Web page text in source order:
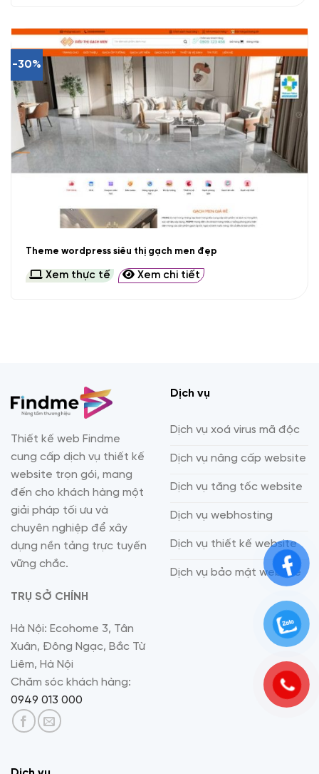
-30%
Theme wordpress siêu thị gạch men đẹp
Xem thực tế Xem chi tiết
Thiết kế web Findme
cung cấp dịch vụ thiết kế
website trọn gói, mang
đến cho khách hàng một
giải pháp tối ưu và
chuyên nghiệp để xây
dựng nền tảng trực tuyến
vững chắc.
TRỤ SỞ CHÍNH
Hà Nội: Ecohome 3, Tân
Xuân, Đông Ngạc, Bắc Từ
Liêm, Hà Nội
Chăm sóc khách hàng:
0949 013 000
Dịch vụ
Dịch vụ xoá virus mã độc
Dịch vụ nâng cấp website
Dịch vụ tăng tốc website
Dịch vụ webhosting
Dịch vụ thiết kế website
Dịch vụ bảo mật website